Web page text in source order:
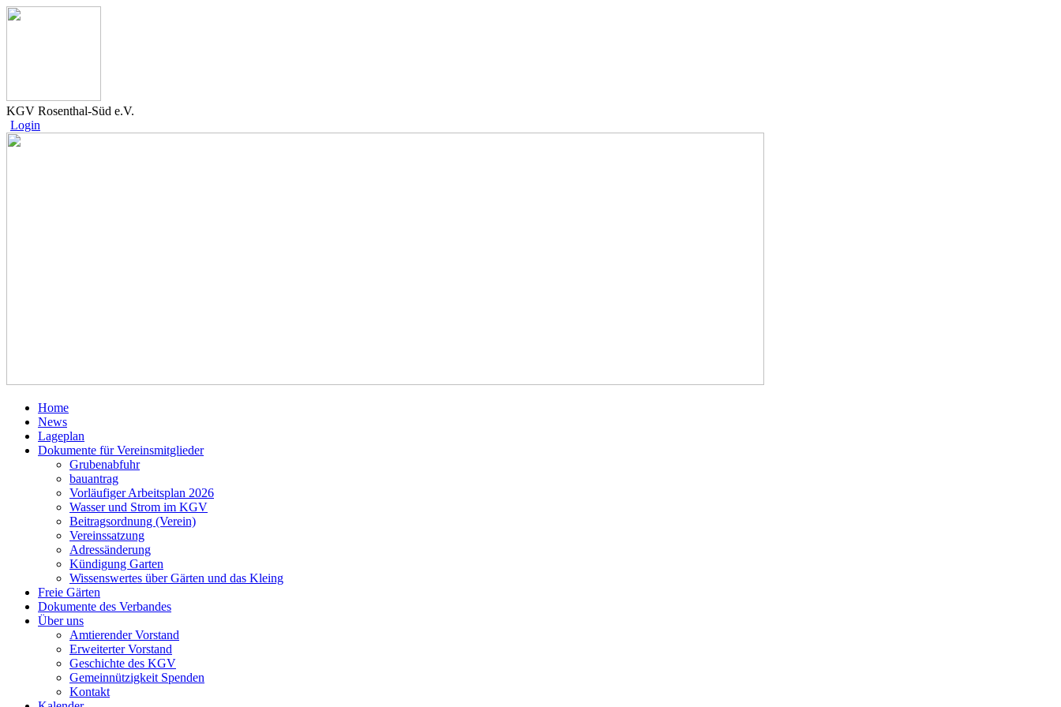
KGV Rosenthal-Süd e.V.
Login
Home
News
Lageplan
Dokumente für Vereinsmitglieder
Grubenabfuhr
bauantrag
Vorläufiger Arbeitsplan 2026
Wasser und Strom im KGV
Beitragsordnung (Verein)
Vereinssatzung
Adressänderung
Kündigung Garten
Wissenswertes über Gärten und das Kleing
Freie Gärten
Dokumente des Verbandes
Über uns
Amtierender Vorstand
Erweiterter Vorstand
Geschichte des KGV
Gemeinnützigkeit Spenden
Kontakt